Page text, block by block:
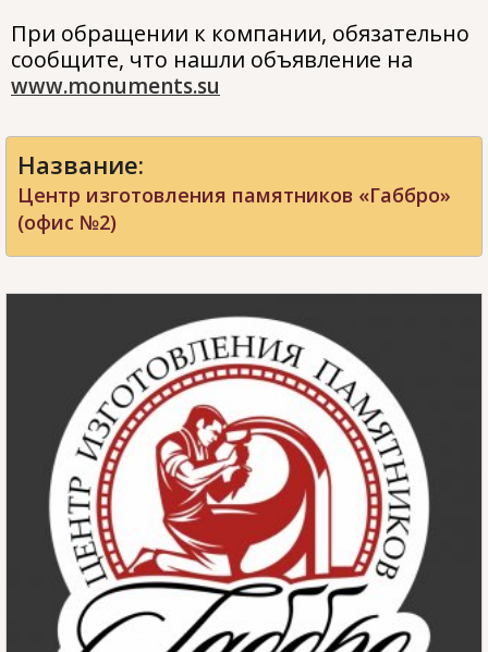
При обращении к компании, обязательно
сообщите, что нашли объявление на
www.monuments.su
Название:
Центр изготовления памятников «Габбро»
(офис №2)